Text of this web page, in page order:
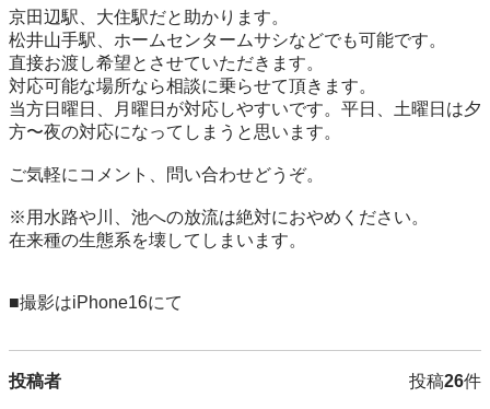
京田辺駅、大住駅だと助かります。
松井山手駅、ホームセンタームサシなどでも可能です。
直接お渡し希望とさせていただきます。
対応可能な場所なら相談に乗らせて頂きます。
当方日曜日、月曜日が対応しやすいです。平日、土曜日は夕
方〜夜の対応になってしまうと思います。
ご気軽にコメント、問い合わせどうぞ。
※用水路や川、池への放流は絶対におやめください。
在来種の生態系を壊してしまいます。
■撮影はiPhone16にて
投稿者 投稿26件